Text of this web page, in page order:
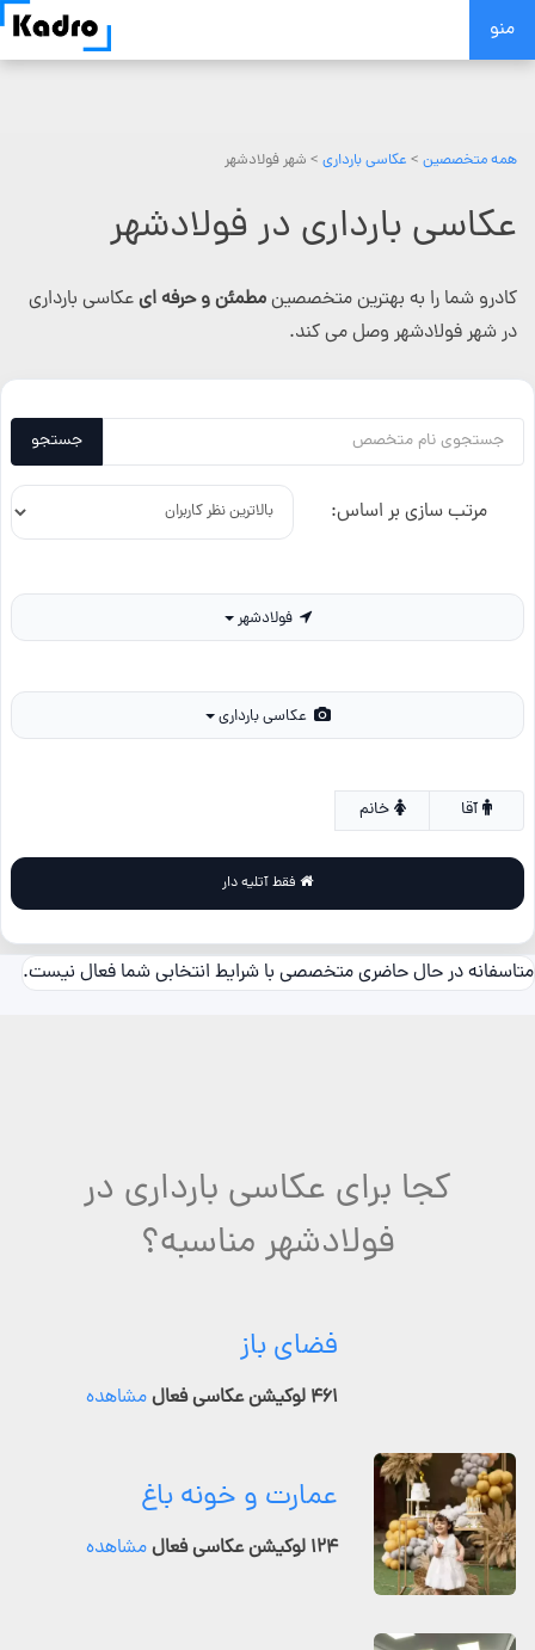
Skip
منو
همه متخصصین > عکاسی بارداری > شهر فولادشهر
عکاسی بارداری در فولادشهر
کادرو شما را به بهترین متخصصینمطمئن و حرفه ایعکاسی بارداری
در شهر فولادشهر وصل می کند.
جستجو
مرتب سازی بر اساس:
فولادشهر
خانم
متاسفانه در حال حاضری متخصصی با شرایط انتخابی شما فعال نیست.
کجا برای عکاسی بارداری در
فولادشهر مناسبه؟
فضای باز
۴۶۱ لوکیشن عکاسی فعال مشاهده
عمارت و خونه باغ
۱۲۴ لوکیشن عکاسی فعال مشاهده